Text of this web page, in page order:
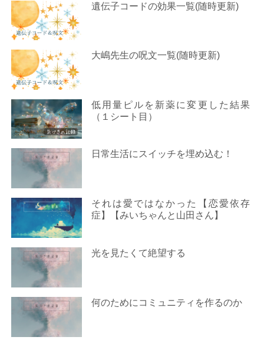
遺伝子コードの効果一覧(随時更新)
大嶋先生の呪文一覧(随時更新)
低用量ピルを新薬に変更した結果
（１シート目）
日常生活にスイッチを埋め込む！
それは愛ではなかった【恋愛依存
症】【みいちゃんと山田さん】
光を見たくて絶望する
何のためにコミュニティを作るのか